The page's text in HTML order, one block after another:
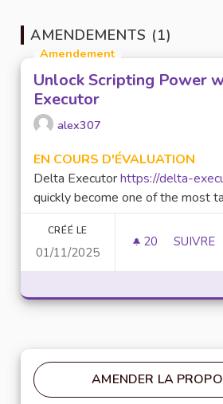
AMENDEMENTS (1)
Amendement
Unlock Scripting Power
Executor
alex307
EN COURS D'ÉVALUATION
Delta Executorhttps://delta-
quickly become one of the most
CRÉÉ LE
01/11/2025
20 20
SUIVRE
AMENDER LA